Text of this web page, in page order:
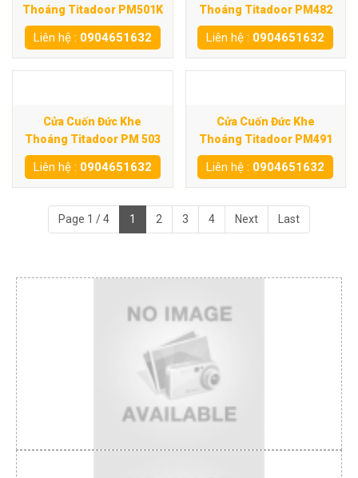
Thoáng Titadoor PM501K
Liên hệ : 0904651632
Thoáng Titadoor PM482
Liên hệ : 0904651632
Cửa Cuốn Đức Khe
Thoáng Titadoor PM 503
Liên hệ : 0904651632
Cửa Cuốn Đức Khe
Thoáng Titadoor PM491
Liên hệ : 0904651632
Page 1 / 4 1 2 3 4 Next Last